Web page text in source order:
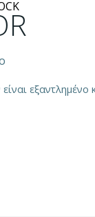
εξαντλημένο